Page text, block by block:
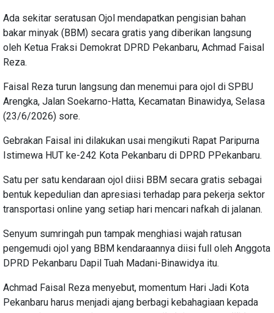
Ada sekitar seratusan Ojol mendapatkan pengisian bahan
bakar minyak (BBM) secara gratis yang diberikan langsung
oleh Ketua Fraksi Demokrat DPRD Pekanbaru, Achmad Faisal
Reza.
Faisal Reza turun langsung dan menemui para ojol di SPBU
Arengka, Jalan Soekarno-Hatta, Kecamatan Binawidya, Selasa
(23/6/2026) sore.
Gebrakan Faisal ini dilakukan usai mengikuti Rapat Paripurna
Istimewa HUT ke-242 Kota Pekanbaru di DPRD PPekanbaru.
Satu per satu kendaraan ojol diisi BBM secara gratis sebagai
bentuk kepedulian dan apresiasi terhadap para pekerja sektor
transportasi online yang setiap hari mencari nafkah di jalanan.
Senyum sumringah pun tampak menghiasi wajah ratusan
pengemudi ojol yang BBM kendaraannya diisi full oleh Anggota
DPRD Pekanbaru Dapil Tuah Madani-Binawidya itu.
Achmad Faisal Reza menyebut, momentum Hari Jadi Kota
Pekanbaru harus menjadi ajang berbagi kebahagiaan kepada